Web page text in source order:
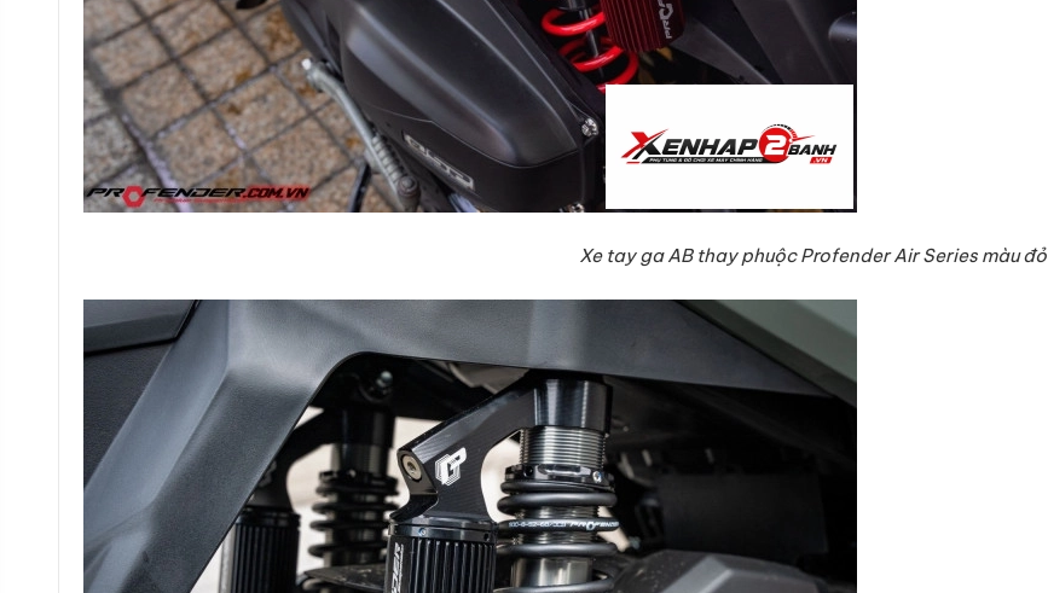
Xe tay ga AB thay phuộc Profender Air Series màu đỏ